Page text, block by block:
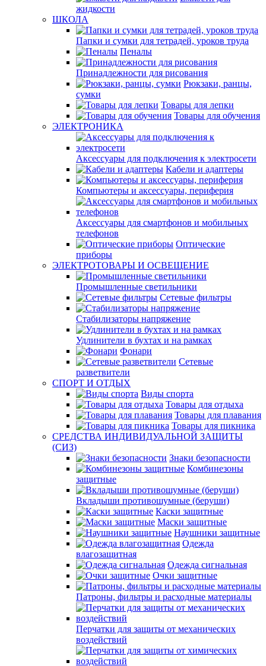
жидкости
ШКОЛА
Папки и сумки для тетрадей, уроков труда
Пеналы
Принадлежности для рисования
Рюкзаки, ранцы,
сумки
Товары для лепки
Товары для обучения
ЭЛЕКТРОНИКА
Аксессуары для подключения к электросети
Кабели и адаптеры
Компьютеры и аксессуары, периферия
Аксессуары для смартфонов и мобильных
телефонов
Оптические
приборы
ЭЛЕКТРОТОВАРЫ И ОСВЕЩЕНИЕ
Промышленные светильники
Сетевые фильтры
Стабилизаторы напряжение
Удлинители в бухтах и на рамках
Фонари
Сетевые
разветвители
СПОРТ И ОТДЫХ
Виды спорта
Товары для отдыха
Товары для плавания
Товары для пикника
СРЕДСТВА ИНДИВИДУАЛЬНОЙ ЗАЩИТЫ
(СИЗ)
Знаки безопасности
Комбинезоны
защитные
Вкладыши противошумные (беруши)
Каски защитные
Маски защитные
Наушники защитные
Одежда
влагозащитная
Одежда сигнальная
Очки защитные
Патроны, фильтры и расходные материалы
Перчатки для защиты от механических
воздействий